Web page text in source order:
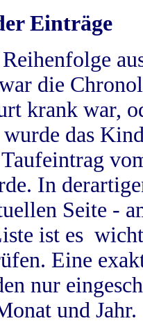
Einträge
die
krank war,
das
Taufeintrag
In
Seite -
ist es
Eine
nur
und Jahr.